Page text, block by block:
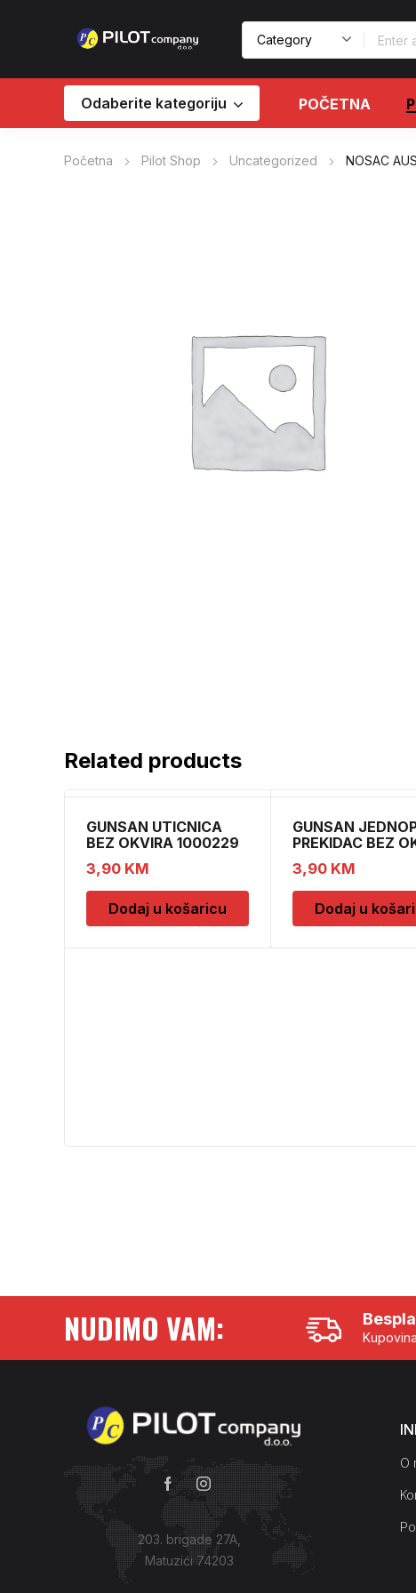
Odaberite kategoriju POČETNA
Početna Pilot Shop Uncategorized NOSAC
Related products
GUNSAN UTICNICA
BEZ OKVIRA 1000229
3,90 KM
Dodaj u košaricu
GUNSAN
PREKIDAC BEZ
11
3,90 KM
Dodaj u
NUDIMO VAM:
203. brigade 27A,
Matuzići 74203
O